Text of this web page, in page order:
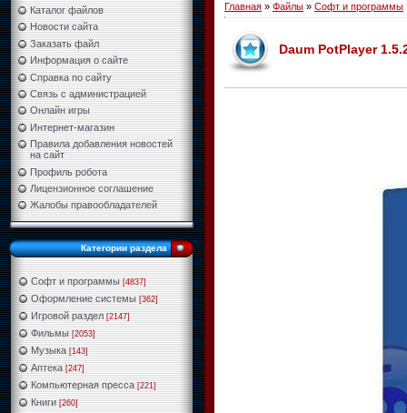
Каталог файлов
Новости сайта
Заказать файл
Информация о сайте
Справка по сайту
Связь с администрацией
Онлайн игры
Интернет-магазин
Правила добавления новостей
на сайт
Профиль робота
Лицензионное соглашение
Жалобы правообладателей
Категории раздела
Софт и программы [4837]
Оформление системы [362]
Игровой раздел [2147]
Фильмы [2053]
Музыка [143]
Аптека [247]
Компьютерная пресса [221]
Книги [260]
Главная » Файлы » Софт и программы
Daum PotPlayer